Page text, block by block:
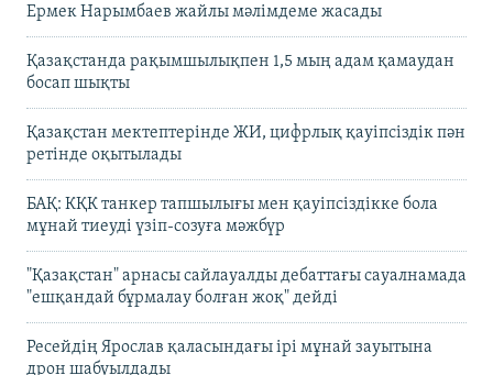
Ермек Нарымбаев жайлы мәлімдеме жасады
Қазақстанда рақымшылықпен 1,5 мың адам қамаудан
босап шықты
Қазақстан мектептерінде ЖИ, цифрлық қауіпсіздік пән
ретінде оқытылады
БАҚ: КҚК танкер тапшылығы мен қауіпсіздікке бола
мұнай тиеуді үзіп-созуға мәжбүр
"Қазақстан" арнасы сайлауалды дебаттағы сауалнамада
"ешқандай бұрмалау болған жоқ" дейді
Ресейдің Ярослав қаласындағы ірі мұнай зауытына
дрон шабуылдады